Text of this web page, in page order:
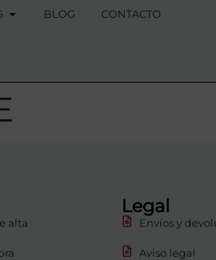
BLOG CONTACTO
alta
Legal
Envíos y
Aviso legal